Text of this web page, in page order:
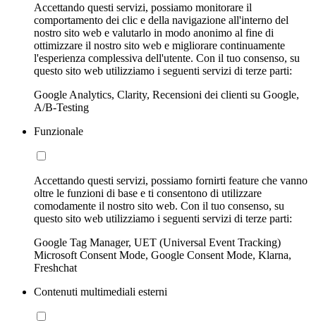
Accettando questi servizi, possiamo monitorare il
comportamento dei clic e della navigazione all'interno del
nostro sito web e valutarlo in modo anonimo al fine di
ottimizzare il nostro sito web e migliorare continuamente
l'esperienza complessiva dell'utente. Con il tuo consenso, su
questo sito web utilizziamo i seguenti servizi di terze parti:
Google Analytics, Clarity, Recensioni dei clienti su Google,
A/B-Testing
Funzionale
Accettando questi servizi, possiamo fornirti feature che vanno
oltre le funzioni di base e ti consentono di utilizzare
comodamente il nostro sito web. Con il tuo consenso, su
questo sito web utilizziamo i seguenti servizi di terze parti:
Google Tag Manager, UET (Universal Event Tracking)
Microsoft Consent Mode, Google Consent Mode, Klarna,
Freshchat
Contenuti multimediali esterni